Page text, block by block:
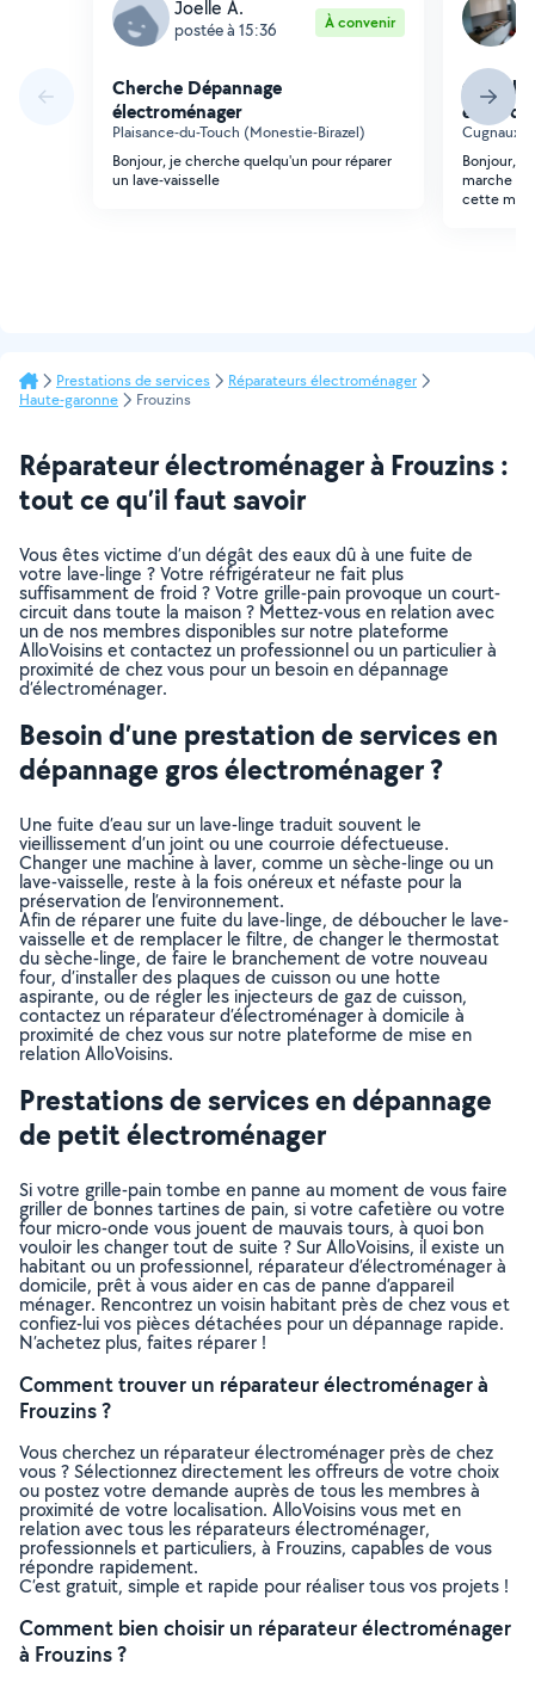
Joelle A.
postée à 15:36 À convenir
Cherche Dépannage
électroménager
Plaisance-du-Touch (Monestie-Birazel)
Bonjour, je cherche quelqu'un pour réparer
un lave-vaisselle
Cugnaux
Bonjour,
marche
cette
Prestations de services
Réparateurs électroménager
Haute-garonne
Frouzins
Réparateur électroménager à Frouzins :
tout ce qu’il faut savoir
Vous êtes victime d’un dégât des eaux dû à une fuite de
votre lave-linge ? Votre réfrigérateur ne fait plus
suffisamment de froid ? Votre grille-pain provoque un court-
circuit dans toute la maison ? Mettez-vous en relation avec
un de nos membres disponibles sur notre plateforme
AlloVoisins et contactez un professionnel ou un particulier à
proximité de chez vous pour un besoin en dépannage
d’électroménager.
Besoin d’une prestation de services en
dépannage gros électroménager ?
Une fuite d’eau sur un lave-linge traduit souvent le
vieillissement d’un joint ou une courroie défectueuse.
Changer une machine à laver, comme un sèche-linge ou un
lave-vaisselle, reste à la fois onéreux et néfaste pour la
préservation de l’environnement.
Afin de réparer une fuite du lave-linge, de déboucher le lave-
vaisselle et de remplacer le filtre, de changer le thermostat
du sèche-linge, de faire le branchement de votre nouveau
four, d’installer des plaques de cuisson ou une hotte
aspirante, ou de régler les injecteurs de gaz de cuisson,
contactez un réparateur d’électroménager à domicile à
proximité de chez vous sur notre plateforme de mise en
relation AlloVoisins.
Prestations de services en dépannage
de petit électroménager
Si votre grille-pain tombe en panne au moment de vous faire
griller de bonnes tartines de pain, si votre cafetière ou votre
four micro-onde vous jouent de mauvais tours, à quoi bon
vouloir les changer tout de suite ? Sur AlloVoisins, il existe un
habitant ou un professionnel, réparateur d’électroménager à
domicile, prêt à vous aider en cas de panne d’appareil
ménager. Rencontrez un voisin habitant près de chez vous et
confiez-lui vos pièces détachées pour un dépannage rapide.
N’achetez plus, faites réparer !
Comment trouver un réparateur électroménager à
Frouzins ?
Vous cherchez un réparateur électroménager près de chez
vous ? Sélectionnez directement les offreurs de votre choix
ou postez votre demande auprès de tous les membres à
proximité de votre localisation. AlloVoisins vous met en
relation avec tous les réparateurs électroménager,
professionnels et particuliers, à Frouzins, capables de vous
répondre rapidement.
C’est gratuit, simple et rapide pour réaliser tous vos projets !
Comment bien choisir un réparateur électroménager
à Frouzins ?